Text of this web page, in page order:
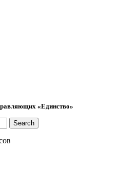
«Единство»
Search